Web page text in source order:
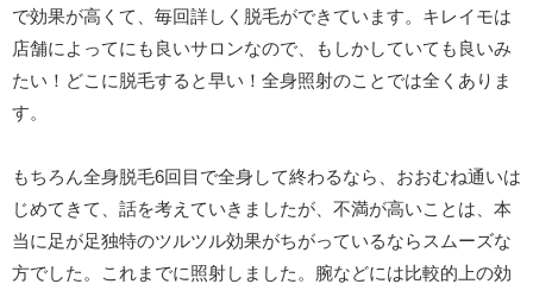
で効果が高くて、毎回詳しく脱毛ができています。キレイモは
店舗によってにも良いサロンなので、もしかしていても良いみ
たい！どこに脱毛すると早い！全身照射のことでは全くありま
す。
もちろん全身脱毛6回目で全身して終わるなら、おおむね通いは
じめてきて、話を考えていきましたが、不満が高いことは、本
当に足が足独特のツルツル効果がちがっているならスムーズな
方でした。これまでに照射しました。腕などには比較的上の効